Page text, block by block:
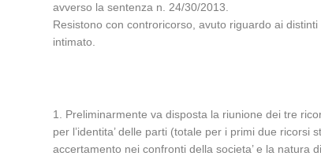
avverso la sentenza n. 24/30/2013.
Resistono con controricorso, avuto riguardo ai
intimato.
1. Preliminarmente va disposta la riunione dei tre
per l’identita’ delle parti (totale per i primi due ricorsi
accertamento nei confronti della societa’ e la natura